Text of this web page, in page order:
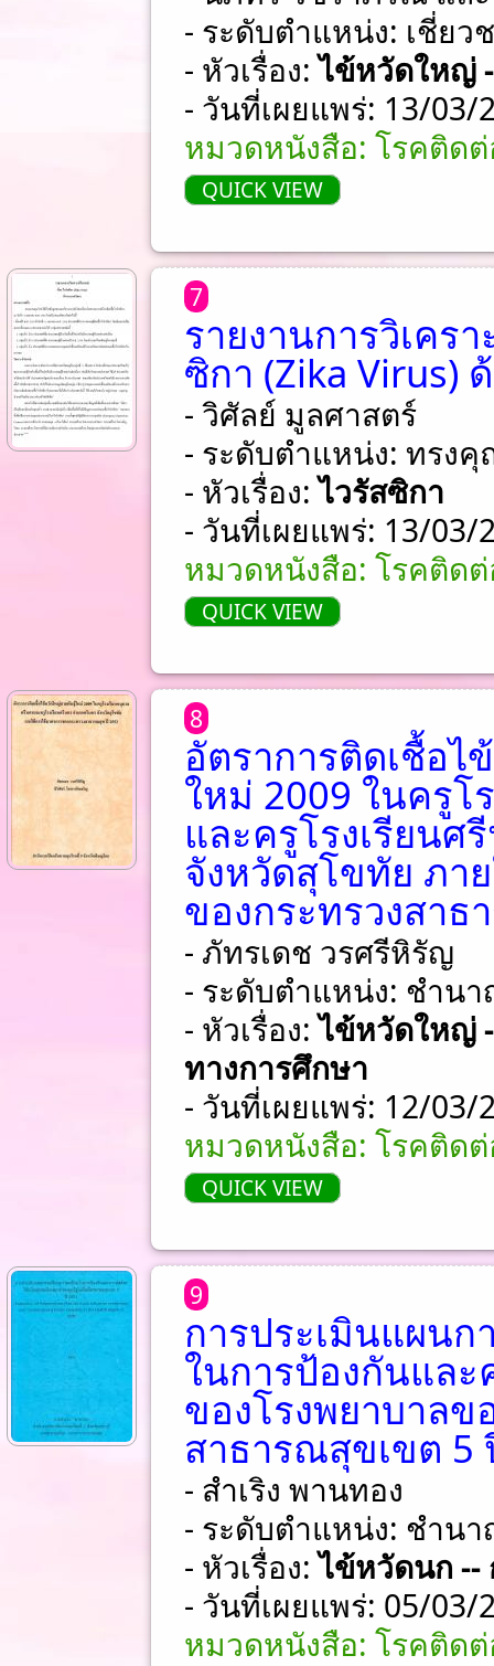
- ระดับตำแหน่ง: เชี่ยว
- หัวเรื่อง:ไข้หวัดใหญ่
- วันที่เผยแพร่: 13/03/
หมวดหนังสือ: โรคติด
QUICK VIEW
7
รายงานการวิเคร
ซิกา (Zika Virus)
- วิศัลย์ มูลศาสตร์
- ระดับตำแหน่ง: ทรง
- หัวเรื่อง:ไวรัสซิกา
- วันที่เผยแพร่: 13/03/
หมวดหนังสือ: โรคติด
QUICK VIEW
8
อัตราการติดเชื้อ
ใหม่ 2009 ในครูโ
และครูโรงเรียนศ
จังหวัดสุโขทัย ภา
ของกระทรวงสา
- ภัทรเดช วรศรีหิรัญ
- ระดับตำแหน่ง: ชําน
- หัวเรื่อง:ไข้หวัดใหญ่
ทางการศึกษา
- วันที่เผยแพร่: 12/03/
หมวดหนังสือ: โรคติด
QUICK VIEW
9
การประเมินแผนก
ในการป้องกันแล
ของโรงพยาบาลข
สาธารณสุขเขต 5
- สำเริง พานทอง
- ระดับตำแหน่ง: ชําน
- หัวเรื่อง:ไข้หวัดนก --
- วันที่เผยแพร่: 05/03/
หมวดหนังสือ: โรคติด